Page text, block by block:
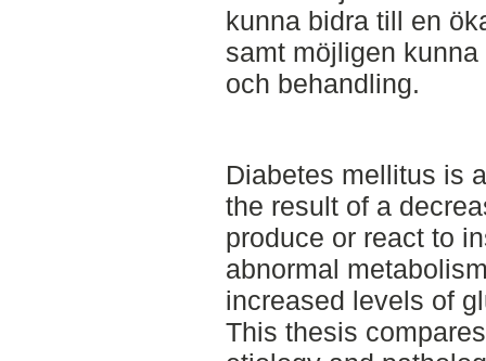
kunna bidra till en
samt möjligen
och behandling.
Diabetes mellitus is
the result of a
produce or react to
abnormal
increased levels of
This thesis